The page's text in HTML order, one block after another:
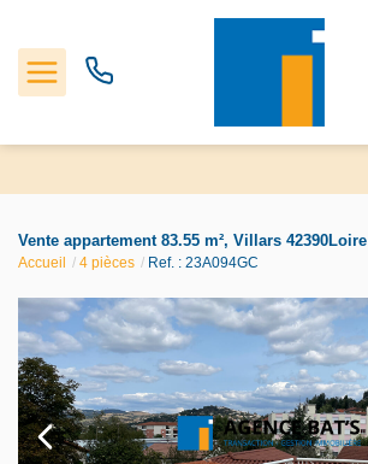
Les biens
Estimation
Notre Agence
Vente appartement 83.55 m², Villars 42390Loire
Accueil 4 pièces Ref. : 23A094GC